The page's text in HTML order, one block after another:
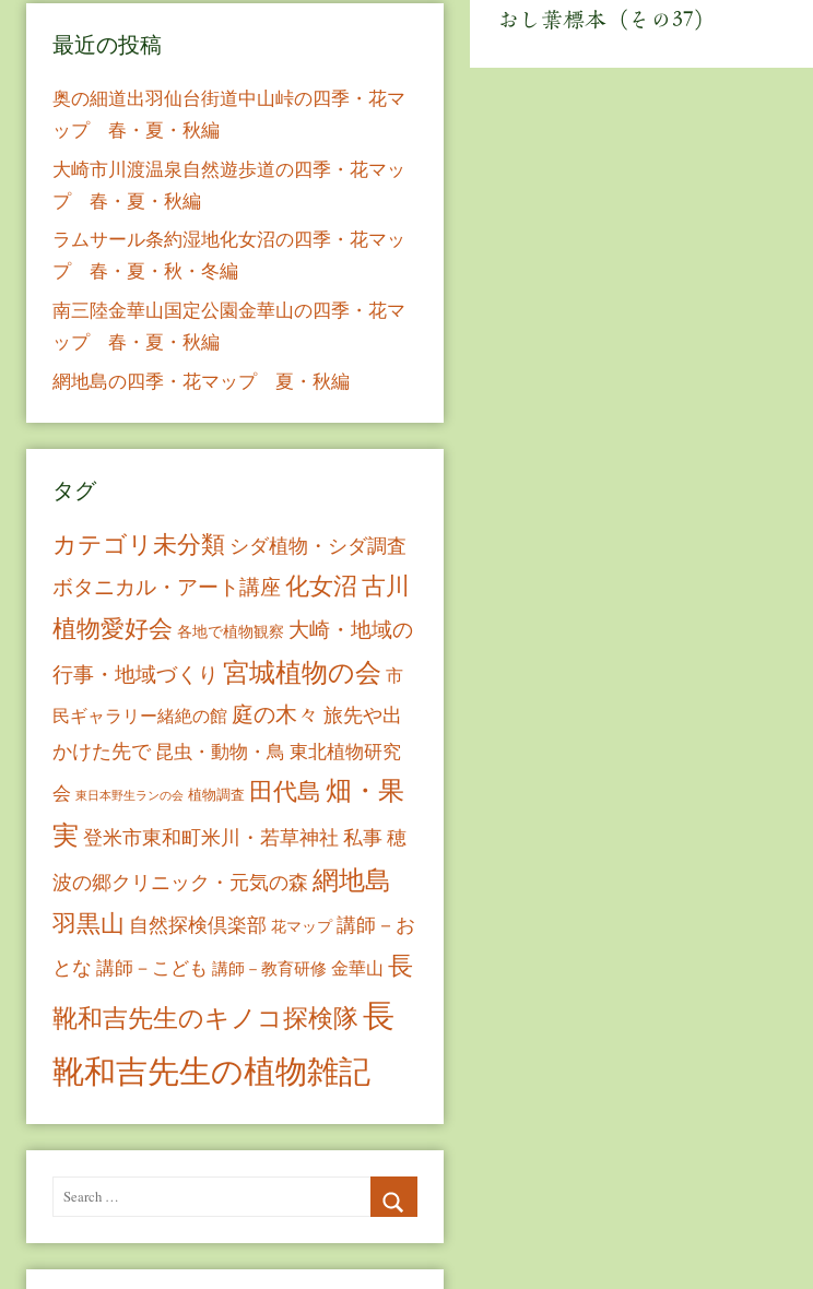
おし葉標本（その37）
最近の投稿
奥の細道出羽仙台街道中山峠の四季・花マ
ップ 春・夏・秋編
大崎市川渡温泉自然遊歩道の四季・花マッ
プ 春・夏・秋編
ラムサール条約湿地化女沼の四季・花マッ
プ 春・夏・秋・冬編
南三陸金華山国定公園金華山の四季・花マ
ップ 春・夏・秋編
網地島の四季・花マップ 夏・秋編
タグ
カテゴリ未分類 シダ植物・シダ調査
ボタニカル・アート講座 化女沼古川
植物愛好会 各地で植物観察 大崎・地域の
行事・地域づくり 宮城植物の会 市
民ギャラリー緒絶の館 庭の木々 旅先や出
かけた先で 昆虫・動物・鳥 東北植物研究
会 東日本野生ランの会 植物調査 田代島 畑・果
実 登米市東和町米川・若草神社 私事穂
波の郷クリニック・元気の森 網地島
羽黒山 自然探検倶楽部 花マップ 講師－お
とな 講師－こども 講師－教育研修 金華山 長
靴和吉先生のキノコ探検隊長
靴和吉先生の植物雑記
Search